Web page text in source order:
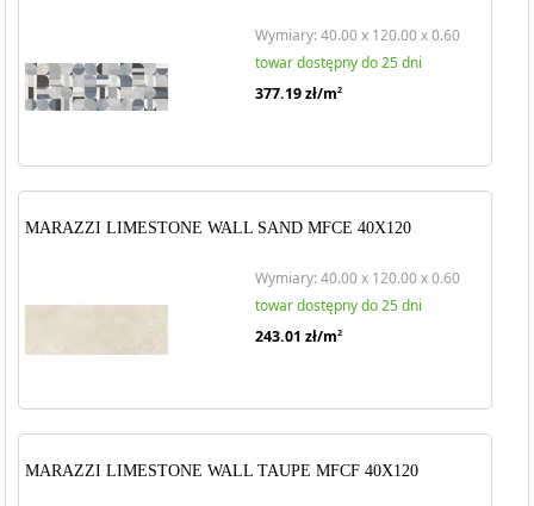
Wymiary: 40.00 x 120.00 x 0.60
towar dostępny do 25 dni
377.19zł/m2
MARAZZI LIMESTONE WALL SAND MFCE 40X120
Wymiary: 40.00 x 120.00 x 0.60
towar dostępny do 25 dni
243.01 zł/m2
MARAZZI LIMESTONE WALL TAUPE MFCF 40X120